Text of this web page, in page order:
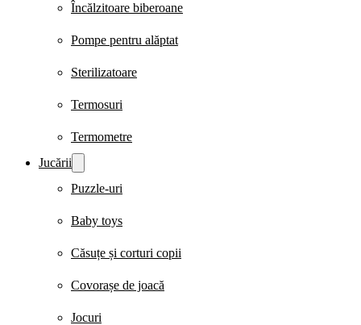
Încălzitoare biberoane
Pompe pentru alăptat
Sterilizatoare
Termosuri
Termometre
Jucării
Puzzle-uri
Baby toys
Căsuțe și corturi copii
Covorașe de joacă
Jocuri